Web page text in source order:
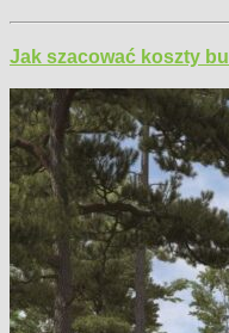
Jak szacować koszty